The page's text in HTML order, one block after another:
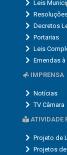
Leis
Decretos
Portarias
Leis
Emendas
IMPRENSA
Notícias
TV Câmara
ATIVIDADE
Projeto de
Projetos